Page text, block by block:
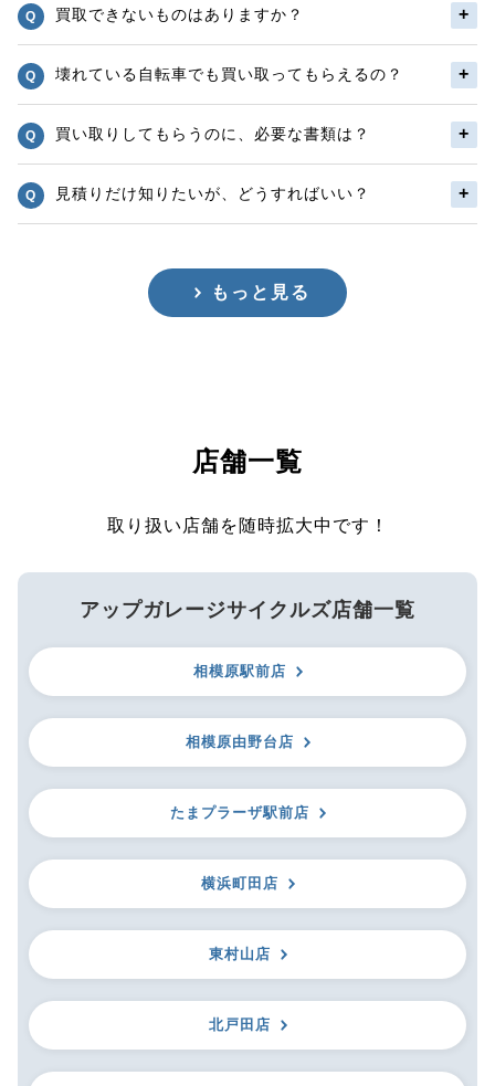
買取できないものはありますか？
壊れている自転車でも買い取ってもらえるの？
買い取りしてもらうのに、必要な書類は？
見積りだけ知りたいが、どうすればいい？
もっと見る
店舗一覧
取り扱い店舗を随時拡大中です！
アップガレージサイクルズ店舗一覧
相模原駅前店
相模原由野台店
たまプラーザ駅前店
横浜町田店
東村山店
北戸田店